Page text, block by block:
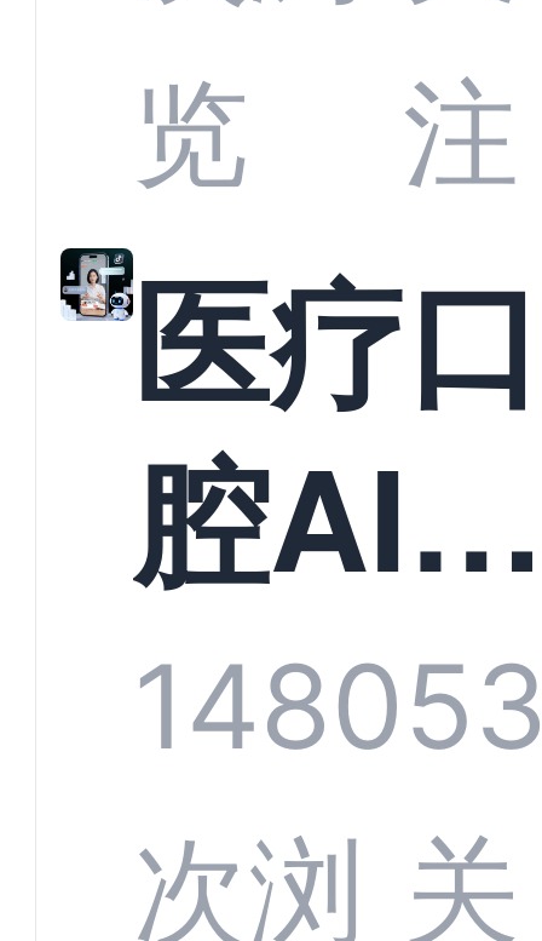
业标
准？
何助力
教育机
构实现
规模化
增长与
览
注
医疗口
腔AI
服系统
全渠道
1480
次浏 关